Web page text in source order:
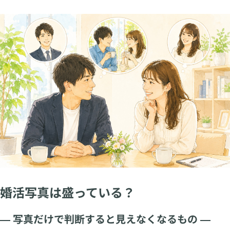
婚活写真は盛っている？
― 写真だけで判断すると見えなくなるもの ―